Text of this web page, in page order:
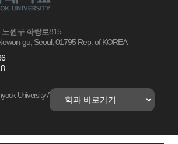
원구 화랑로815
gu, Seoul, 01795 Rep. of KOREA
University All right Reserved.